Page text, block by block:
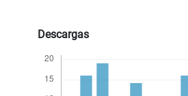
Descargas